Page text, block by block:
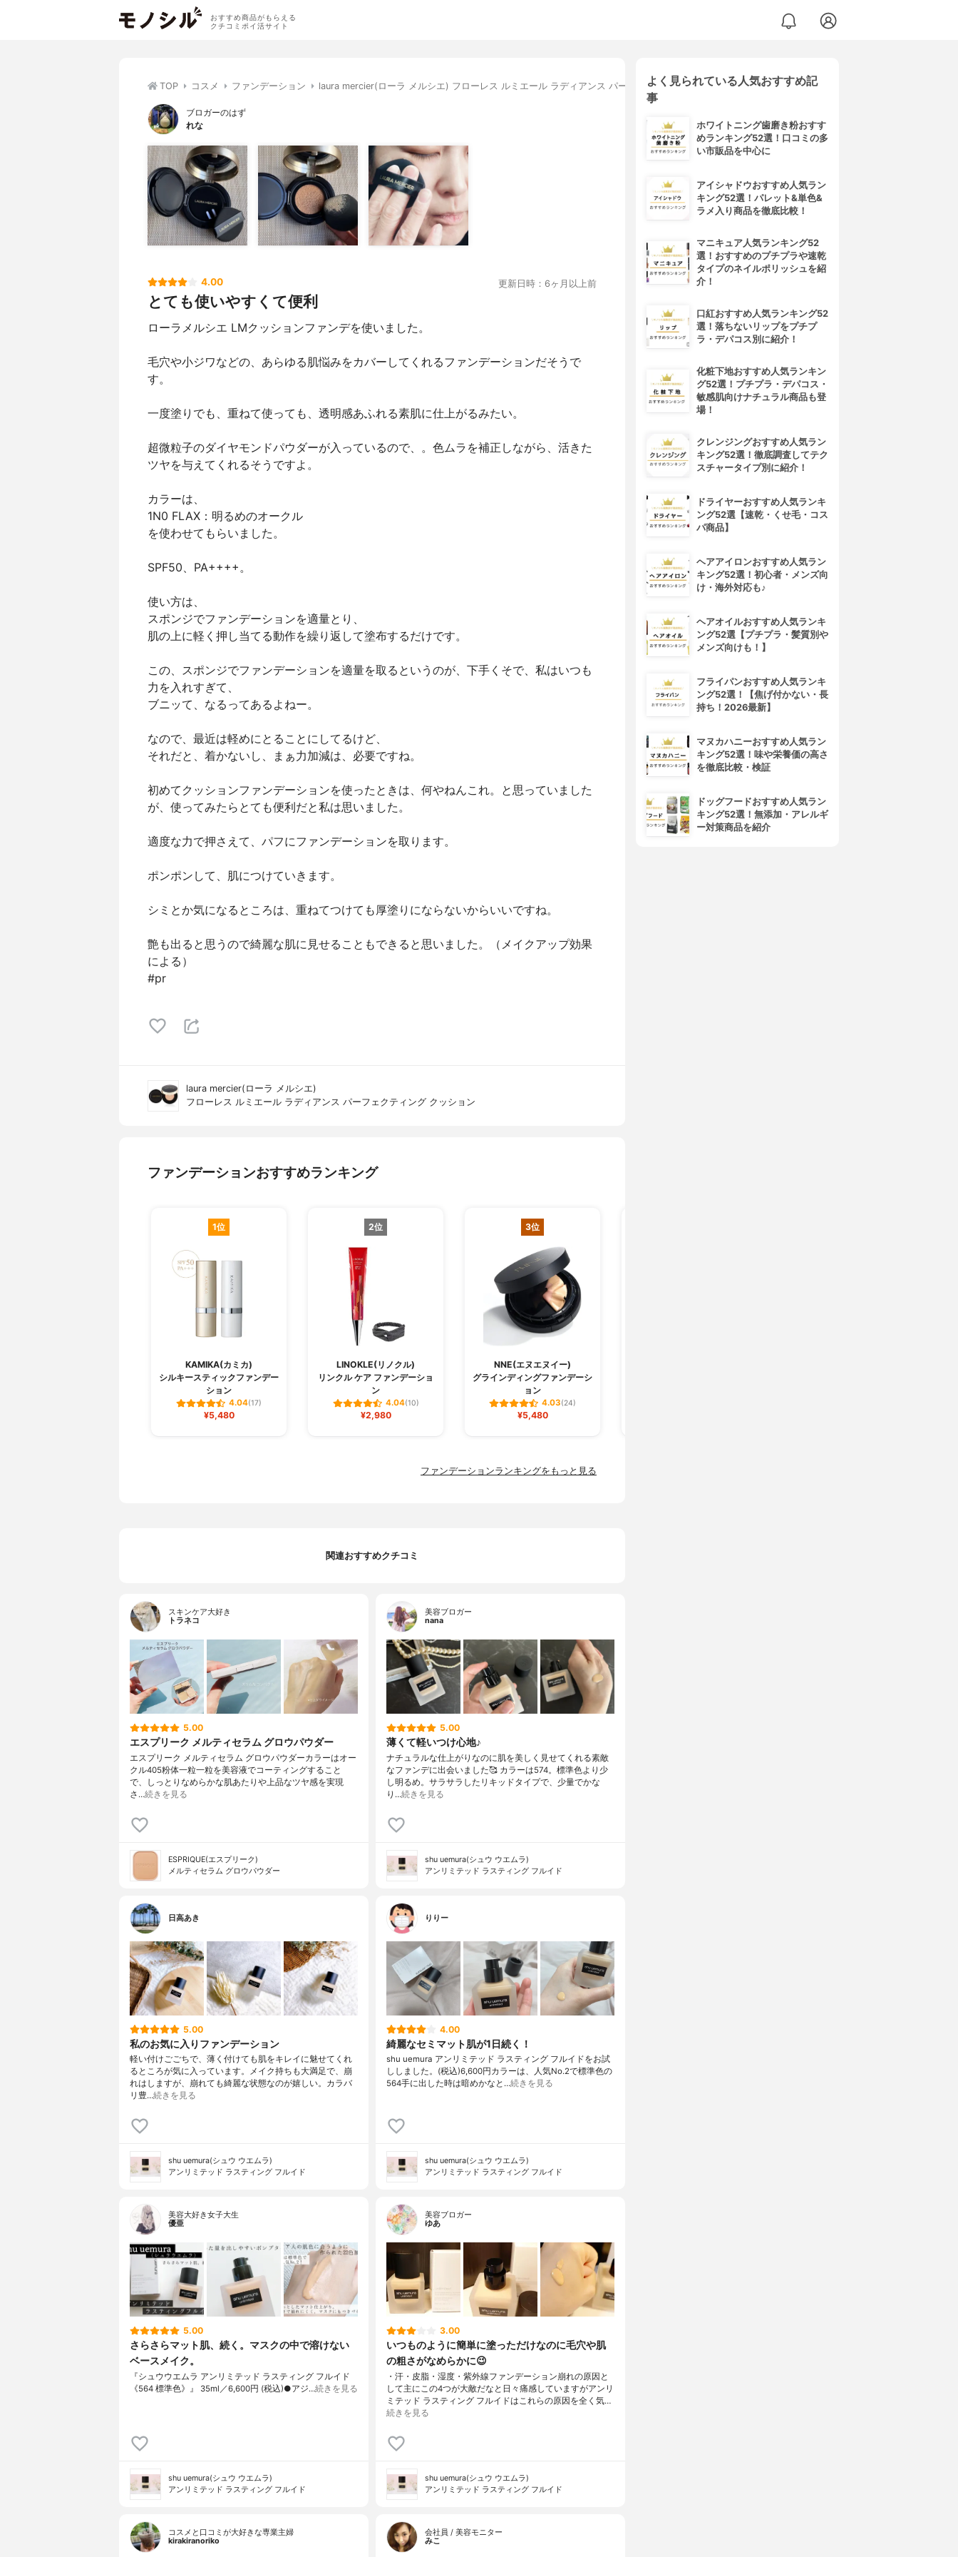
おすすめ商品がもらえる
クチコミポイ活サイト
TOP コスメ ファンデーション laura mercier(ローラ メルシエ) フローレス ルミエール ラディアンス パーフェクティング クッション
ブロガーのはず
れな
4.00 更新日時：6ヶ月以上前
とても使いやすくて便利
ローラメルシエ LMクッションファンデを使いました。
毛穴や小ジワなどの、あらゆる肌悩みをカバーしてくれるファンデーションだそうで
す。
一度塗りでも、重ねて使っても、透明感あふれる素肌に仕上がるみたい。
超微粒子のダイヤモンドパウダーが入っているので、。色ムラを補正しながら、活きた
ツヤを与えてくれるそうですよ。
カラーは、
1N0 FLAX：明るめのオークル
を使わせてもらいました。
SPF50、PA++++。
使い方は、
スポンジでファンデーションを適量とり、
肌の上に軽く押し当てる動作を繰り返して塗布するだけです。
この、スポンジでファンデーションを適量を取るというのが、下手くそで、私はいつも
力を入れすぎて、
ブニッて、なるってあるよねー。
なので、最近は軽めにとることにしてるけど、
それだと、着かないし、まぁ力加減は、必要ですね。
初めてクッションファンデーションを使ったときは、何やねんこれ。と思っていました
が、使ってみたらとても便利だと私は思いました。
適度な力で押さえて、パフにファンデーションを取ります。
ポンポンして、肌につけていきます。
シミとか気になるところは、重ねてつけても厚塗りにならないからいいですね。
艶も出ると思うので綺麗な肌に見せることもできると思いました。（メイクアップ効果
による）
#pr
laura mercier(ローラ メルシエ)
フローレス ルミエール ラディアンス パーフェクティング クッション
ファンデーションおすすめランキング
1位
KAMIKA(カミカ)
シルキースティックファンデー
ション
4.04(17)
¥5,480
2位
LINOKLE(リノクル)
リンクル ケア ファンデーショ
ン
4.04(10)
¥2,980
3位
NNE(エヌエヌイー)
グラインディングファンデーシ
ョン
4.03(24)
¥5,480
ファンデーションランキングをもっと見る
関連おすすめクチコミ
スキンケア大好き
トラネコ
5.00
エスプリーク メルティセラム グロウパウダー
エスプリーク メルティセラム グロウパウダーカラーはオー
クル405粉体一粒一粒を美容液でコーティングすること
で、しっとりなめらかな肌あたりや上品なツヤ感を実現
さ…続きを見る
ESPRIQUE(エスプリーク)
メルティセラム グロウパウダー
美容ブロガー
nana
5.00
薄くて軽いつけ心地♪
ナチュラルな仕上がりなのに肌を美しく見せてくれる素敵
なファンデに出会いました🥰 カラーは574。標準色より少
し明るめ。サラサラしたリキッドタイプで、少量でかな
り…続きを見る
shu uemura(シュウ ウエムラ)
アンリミテッド ラスティング フルイド
日高あき
5.00
私のお気に入りファンデーション
軽い付けごごちで、薄く付けても肌をキレイに魅せてくれ
るところが気に入っています。メイク持ちも大満足で、崩
れはしますが、崩れても綺麗な状態なのが嬉しい。カラバ
リ豊…続きを見る
shu uemura(シュウ ウエムラ)
アンリミテッド ラスティング フルイド
りりー
4.00
綺麗なセミマット肌が1日続く！
shu uemura アンリミテッド ラスティング フルイドをお試
ししました。(税込)6,600円カラーは、人気No.2で標準色の
564手に出した時は暗めかなと…続きを見る
shu uemura(シュウ ウエムラ)
アンリミテッド ラスティング フルイド
美容大好き女子大生
優亜
5.00
さらさらマット肌、続く。マスクの中で溶けない
ベースメイク。
『シュウウエムラ アンリミテッド ラスティング フルイド
《564 標準色》』 35ml／6,600円 (税込)●アジ…続きを見る
shu uemura(シュウ ウエムラ)
アンリミテッド ラスティング フルイド
美容ブロガー
ゆあ
3.00
いつものように簡単に塗っただけなのに毛穴や肌
の粗さがなめらかに😉
・汗・皮脂・湿度・紫外線ファンデーション崩れの原因と
して主にこの4つが大敵だなと日々痛感していますがアンリ
ミテッド ラスティング フルイドはこれらの原因を全く気…
続きを見る
shu uemura(シュウ ウエムラ)
アンリミテッド ラスティング フルイド
コスメと口コミが大好きな専業主婦
kirakiranoriko
会社員 / 美容モニター
みこ
よく見られている人気おすすめ記
事
ホワイトニング歯磨き粉おすす
めランキング52選！口コミの多
い市販品を中心に
アイシャドウおすすめ人気ラン
キング52選！パレット&単色&
ラメ入り商品を徹底比較！
マニキュア人気ランキング52
選！おすすめのプチプラや速乾
タイプのネイルポリッシュを紹
介！
口紅おすすめ人気ランキング52
選！落ちないリップをプチプ
ラ・デパコス別に紹介！
化粧下地おすすめ人気ランキン
グ52選！プチプラ・デパコス・
敏感肌向けナチュラル商品も登
場！
クレンジングおすすめ人気ラン
キング52選！徹底調査してテク
スチャータイプ別に紹介！
ドライヤーおすすめ人気ランキ
ング52選【速乾・くせ毛・コス
パ商品】
ヘアアイロンおすすめ人気ラン
キング52選！初心者・メンズ向
け・海外対応も♪
ヘアオイルおすすめ人気ランキ
ング52選【プチプラ・髪質別や
メンズ向けも！】
フライパンおすすめ人気ランキ
ング52選！【焦げ付かない・長
持ち！2026最新】
マヌカハニーおすすめ人気ラン
キング52選！味や栄養価の高さ
を徹底比較・検証
ドッグフードおすすめ人気ラン
キング52選！無添加・アレルギ
ー対策商品を紹介